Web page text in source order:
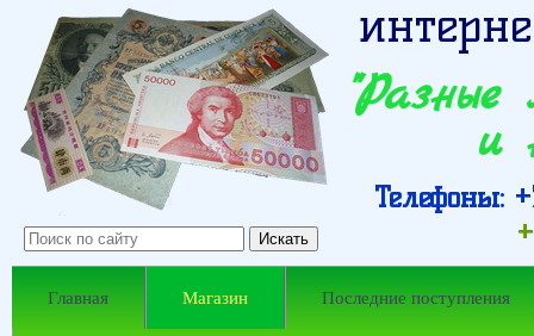
и
Телефоны:
Главная Магазин Последние поступления